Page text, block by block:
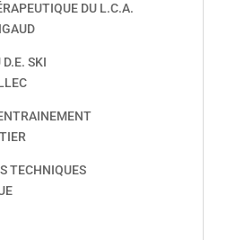
DU L.C.A.
SKI
TECHNIQUES